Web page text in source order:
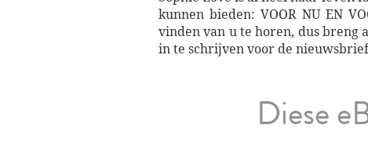
kunnen bieden: VOOR NU EN
vinden van u te horen, dus breng
in te schrijven voor de
Diese